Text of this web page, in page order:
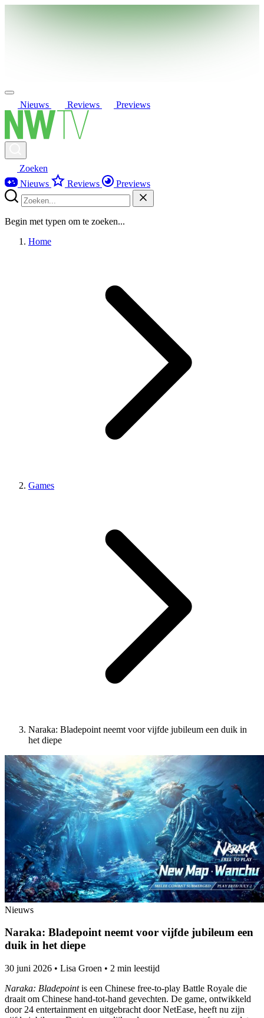
Nieuws Reviews Previews
Zoeken
Nieuws
Reviews Previews
Begin met typen om te zoeken...
Home
Games
Naraka: Bladepoint neemt voor vijfde jubileum een duik in
het diepe
Nieuws
Naraka: Bladepoint neemt voor vijfde jubileum een
duik in het diepe
30 juni 2026 • Lisa Groen • 2 min leestijd
Naraka: Bladepointis een Chinese free-to-play Battle Royale die
draait om Chinese hand-tot-hand gevechten. De game, ontwikkeld
door 24 entertainment en uitgebracht door NetEase, heeft nu zijn